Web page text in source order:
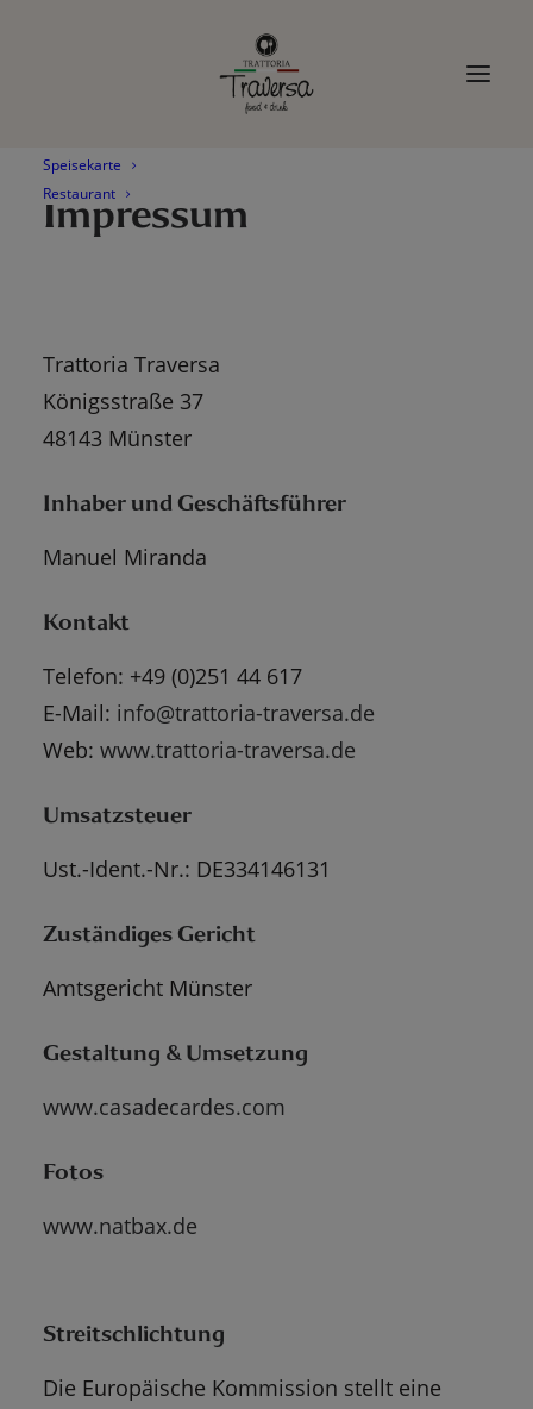
Speisekarte
Restaurant
Impressum
Trattoria Traversa
Königsstraße 37
48143 Münster
Inhaber und Geschäftsführer
Manuel Miranda
Kontakt
Telefon: +49 (0)251 44 617
E-Mail: info@trattoria-traversa.de
Web: www.trattoria-traversa.de
Umsatzsteuer
Ust.-Ident.-Nr.: DE334146131
Zuständiges Gericht
Amtsgericht Münster
Gestaltung & Umsetzung
www.casadecardes.com
Fotos
www.natbax.de
Streitschlichtung
Die Europäische Kommission stellt eine